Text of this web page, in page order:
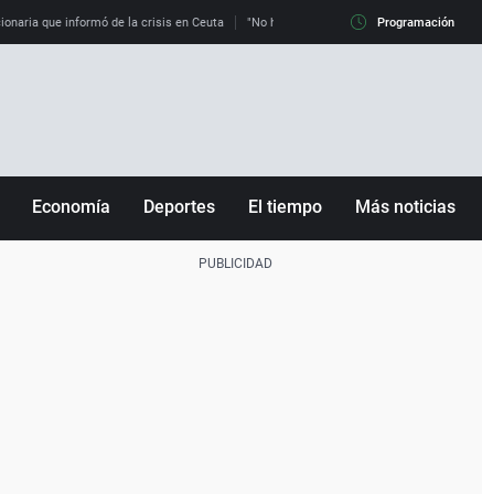
que informó de la crisis en Ceuta "No hay mafias, que no nos engañen":
Programación
Economía Deportes El tiempo Más noticias